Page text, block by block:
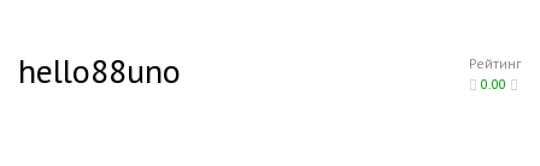
Рейтинг
0.00
hello88uno